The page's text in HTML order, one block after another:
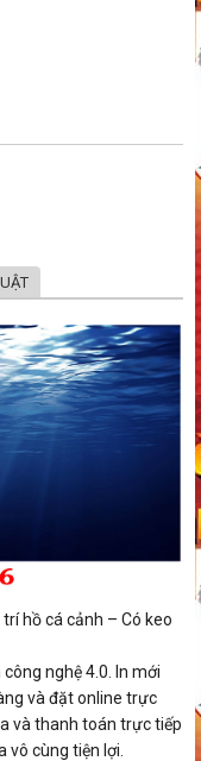
hồ cá cảnh – Có keo
nghệ 4.0. In mới
và đặt online trực
và thanh toán trực tiếp
vô cùng tiện lợi.